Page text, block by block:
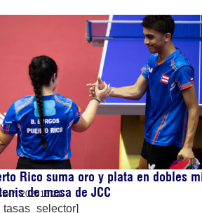
Rico suma oro y plata en dobles
de mesa de JCC
7, 202616:21